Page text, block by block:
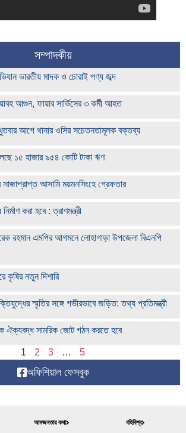
সম্পাদকীয়
ভারতীয় মাদক ও চোরাই পণ্য জব্দ
আগুন, ফায়ার সার্ভিসের ৩ কর্মী আহত
আগে থানার ওসির সচেতনতামূলক বক্তব্য
১৫ হাজার ৯৫৪ কোটি টাকা ঋণ
সাজাপ্রাপ্ত আসামি ময়মনসিংহে গ্রেফতার
করা হবে : ত্রাণমন্ত্রী
রহমান এমপির আগমনে লোহাগাড়া উপজেলা বিএনপি
কৃষির নতুন দিশারি
স্মৃতির সঙ্গে গভীরভাবে জড়িত: তথ্য প্রতিমন্ত্রী
ঐক্যবদ্ধ সামরিক জোট গঠন করতে হবে
1 2 3 … 5
অফিশিয়াল ফেসবুক
আমজনতার কথা বহিবিশ্ব